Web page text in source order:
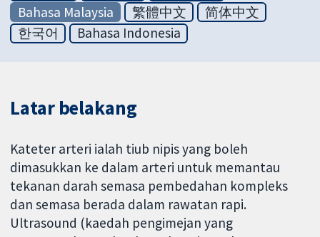
Bahasa Malaysia
繁體中文
简体中文
한국어
Bahasa Indonesia
Latar belakang
Kateter arteri ialah tiub nipis yang boleh
dimasukkan ke dalam arteri untuk memantau
tekanan darah semasa pembedahan kompleks
dan semasa berada dalam rawatan rapi.
Ultrasound (kaedah pengimejan yang